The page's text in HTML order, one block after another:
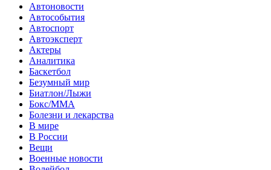
Автоновости
Автособытия
Автоспорт
Автоэксперт
Актеры
Аналитика
Баскетбол
Безумный мир
Биатлон/Лыжи
Бокс/MMA
Болезни и лекарства
В мире
В России
Вещи
Военные новости